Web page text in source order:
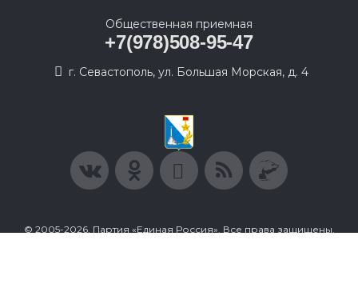
Общественная приемная
+7(978)508-95-47
г. Севастополь, ул. Большая Морская, д. 4
© 2005-2026, Партия «Единая Россия». Все права защищены.